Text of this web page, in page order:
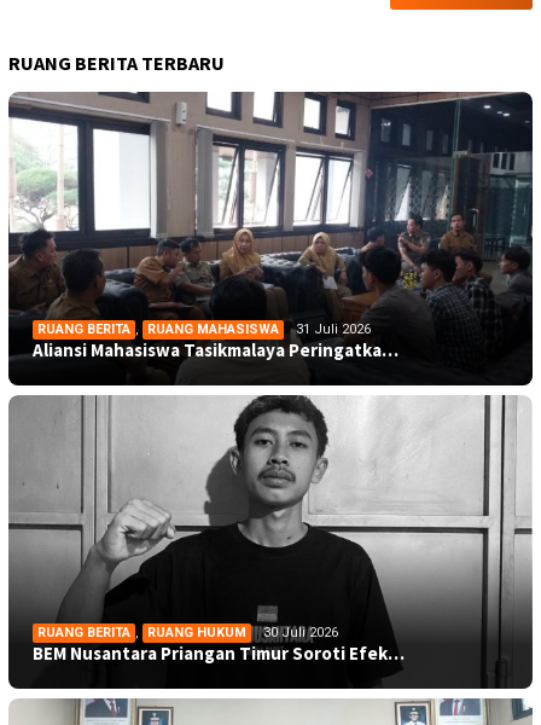
RUANG BERITA TERBARU
RUANG BERITA , RUANG MAHASISWA 31 Juli 2026
Aliansi Mahasiswa Tasikmalaya Peringatka…
RUANG BERITA , RUANG HUKUM 30 Juli 2026
BEM Nusantara Priangan Timur Soroti Efek…